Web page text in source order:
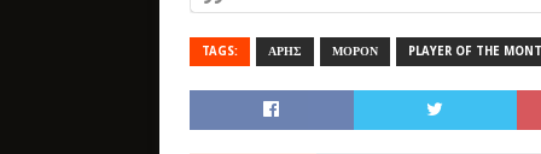
TAGS: ΑΡΗΣ ΜΟΡΟΝ PLAYER OF THE